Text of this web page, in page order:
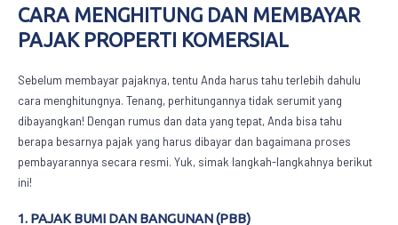
CARA MENGHITUNG DAN MEMBAYAR
PAJAK PROPERTI KOMERSIAL
Sebelum membayar pajaknya, tentu Anda harus tahu terlebih dahulu
cara menghitungnya. Tenang, perhitungannya tidak serumit yang
dibayangkan! Dengan rumus dan data yang tepat, Anda bisa tahu
berapa besarnya pajak yang harus dibayar dan bagaimana proses
pembayarannya secara resmi. Yuk, simak langkah-langkahnya berikut
ini!
1. PAJAK BUMI DAN BANGUNAN (PBB)